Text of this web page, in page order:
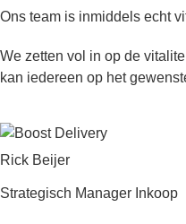
Ons team is inmiddels echt
We zetten vol in op de
kan iedereen op het
Rick Beijer
Strategisch Manager Inkoop